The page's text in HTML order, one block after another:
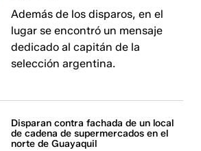
Además de los disparos, en el
lugar se encontró un mensaje
dedicado al capitán de la
selección argentina.
Disparan contra fachada de un local
de cadena de supermercados en el
norte de Guayaquil